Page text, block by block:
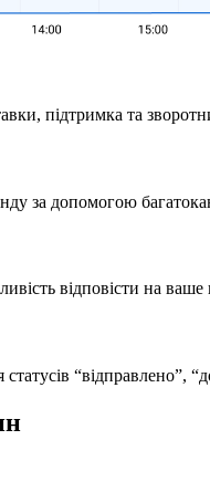
підтримка та
за допомогою
відповісти на ваше
“відправлено”,